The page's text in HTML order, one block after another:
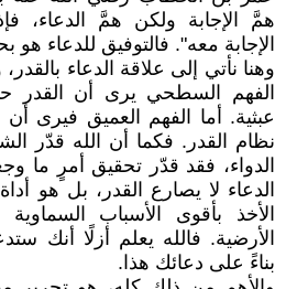
همَّ الإجابة ولكن همَّ الدعاء،
الإجابة معه". فالتوفيق للدعاء هو
وهنا نأتي إلى علاقة الدعاء
الفهم السطحي يرى أن القدر
عبثية. أما الفهم العميق فيرى
نظام القدر. فكما أن الله قدّر
الدواء، فقد قدّر تحقيق أمرٍ ما
الدعاء لا يصارع القدر، بل هو
الأخذ بأقوى الأسباب السماوية
الأرضية. فالله يعلم أزلًا أنك
بناءً على دعائك هذا.